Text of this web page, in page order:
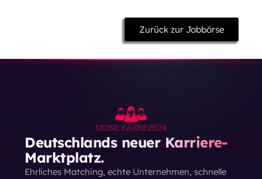
Zurück zur Jobbörse
Deutschlands neuer Karriere-
Marktplatz.
Ehrliches Matching, echte Unternehmen, schnelle